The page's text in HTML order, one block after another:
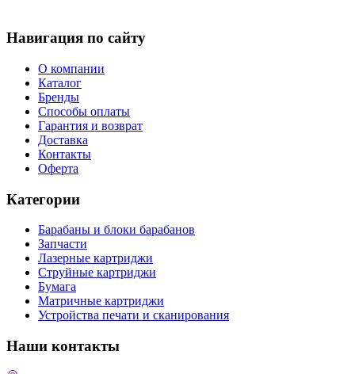
Навигация по сайту
О компании
Каталог
Бренды
Способы оплаты
Гарантия и возврат
Доставка
Контакты
Оферта
Категории
Барабаны и блоки барабанов
Запчасти
Лазерные картриджи
Струйные картриджи
Бумага
Матричные картриджи
Устройства печати и сканирования
Наши контакты